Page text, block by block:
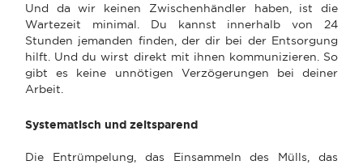
Und da wir keinen Zwischenhändler haben, ist die
Wartezeit minimal. Du kannst innerhalb von 24
Stunden jemanden finden, der dir bei der Entsorgung
hilft. Und du wirst direkt mit ihnen kommunizieren. So
gibt es keine unnötigen Verzögerungen bei deiner
Arbeit.
Systematisch und zeitsparend
Die Entrümpelung, das Einsammeln des Mülls, das